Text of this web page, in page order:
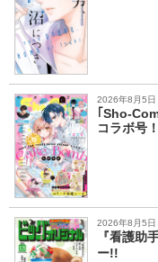
2026年8月5日
｢Sho-
コラボ号！
2026年8月5日
『看護助
ー!!